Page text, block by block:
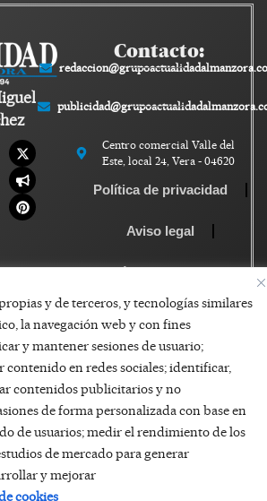
y de terceros, y tecnologías similares
la navegación web y con fines
y mantener sesiones de usuario;
en redes sociales; identificar,
contenidos publicitarios y no
de forma personalizada con base en
de usuarios; medir el rendimiento de los
de mercado para generar
y mejorar
cookies
Contacto:
Centro comercial Valle del
Este, local 24, Vera - 04620
Política de privacidad
Aviso legal
Política de Cookies